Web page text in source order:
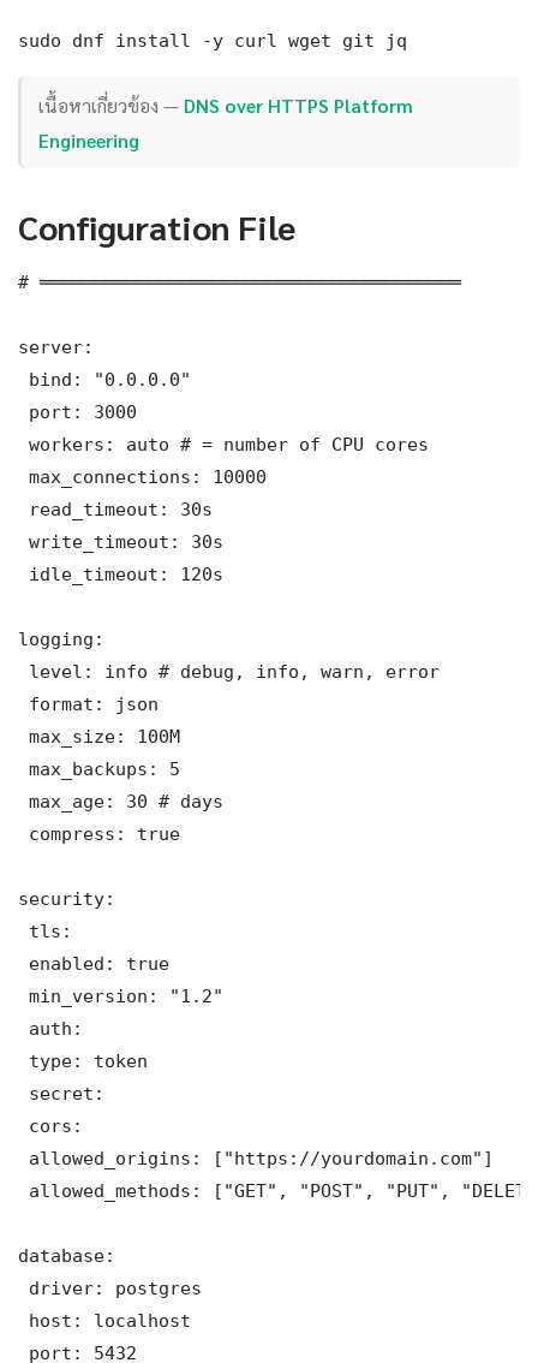
sudo dnf install -y curl wget git jq
เนื้อหาเกี่ยวข้อง — DNS over HTTPS Platform
Engineering
Configuration File
# ═══════════════════════════════════════
server:
bind: "0.0.0.0"
port: 3000
workers: auto # = number of CPU cores
max_connections: 10000
read_timeout: 30s
write_timeout: 30s
idle_timeout: 120s
logging:
level: info # debug, info, warn, error
format: json
max_size: 100M
max_backups: 5
max_age: 30 # days
compress: true
security:
tls:
enabled: true
min_version: "1.2"
auth:
type: token
secret:
cors:
allowed_origins: ["https://yourdomain.com"]
allowed_methods: ["GET", "POST", "PUT",
database:
driver: postgres
host: localhost
port: 5432